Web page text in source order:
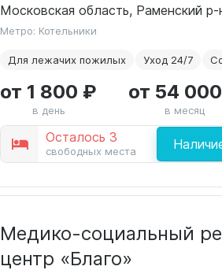
Метро: Котельники
Для лежачих пожилых Уход 24/7
Осталось 3
свободных места
от 1 800 ₽
в день
от 54
в месяц
Медико-социальный
центр «Благо»